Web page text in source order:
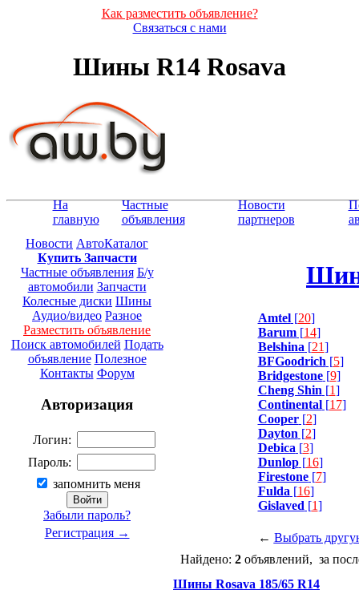
Как разместить объявление?
Связаться с нами
Шины R14 Rosava
На
главную
Частные
объявления
Новости
партнеров
Новости АвтоКаталог
Купить Запчасти
Частные объявления Б/у
автомобили Запчасти
Колесные диски Шины
Аудио/видео Разное
Разместить объявление
Поиск автомобилей Подать
объявление Полезное
Контакты Форум
Авторизация
Логин:
Пароль:
запомнить меня
Забыли пароль?
Регистрация →
Amtel[20]
Barum[14]
Belshina [21]
BFGoodrich [5]
Bridgestone[9]
Cheng Shin [1]
Continental[17]
Cooper[2]
Dayton [2]
Debica [3]
Dunlop[16]
Firestone[7]
Fulda [16]
Gislaved [1]
← Выбрать
Найдено: 2объявлений, за
Шины Rosava 185/65 R14